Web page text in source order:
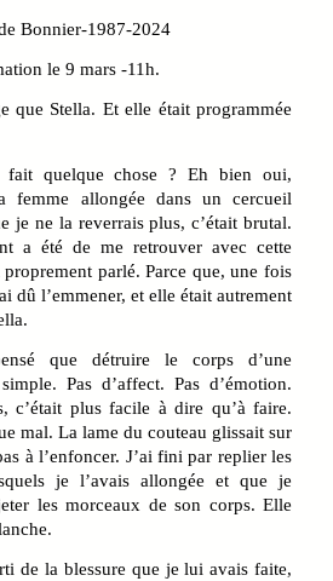
Bonnier-1987-2024
le 9 mars -11h.
que Stella. Et elle était programmée
fait quelque chose ? Eh bien oui,
femme allongée dans un cercueil
je ne la reverrais plus, c’était brutal.
a été de me retrouver avec cette
parlé. Parce que, une fois
dû l’emmener, et elle était autrement
que détruire le corps d’une
Pas d’affect. Pas d’émotion.
c’était plus facile à dire qu’à faire.
mal. La lame du couteau glissait sur
à l’enfoncer. J’ai fini par replier les
je l’avais allongée et que je
les morceaux de son corps. Elle
de la blessure que je lui avais faite,